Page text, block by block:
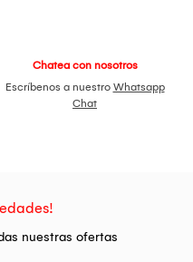
Chatea con nosotros
Escríbenos a nuestro Whatsapp
Chat
nuestras ofertas